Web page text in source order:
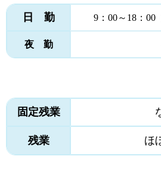
日 勤 9：00～18：00
夜 勤
固定残業
残業 ほ